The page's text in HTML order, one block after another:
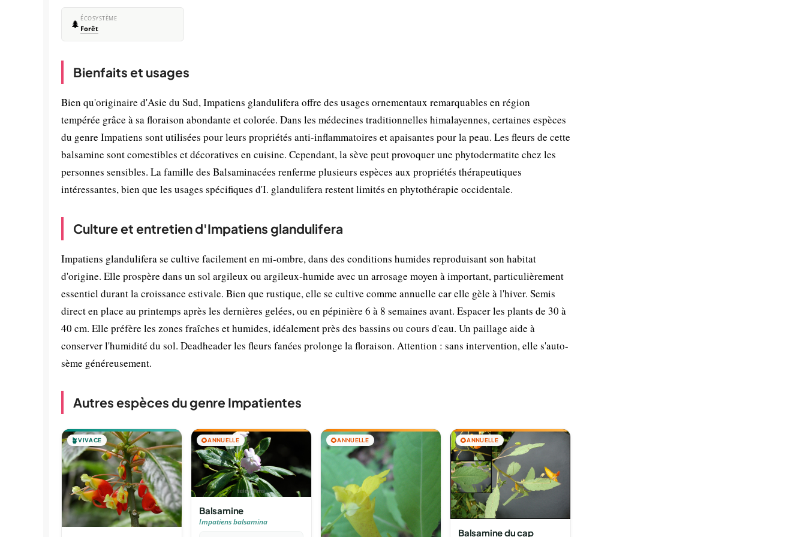
🌲 ÉCOSYSTÈME
Forêt
Bienfaits et usages
Bien qu'originaire d'Asie du Sud, Impatiens glandulifera offre des usages ornementaux remarquables en région
tempérée grâce à sa floraison abondante et colorée. Dans les médecines traditionnelles himalayennes, certaines espèces
du genre Impatiens sont utilisées pour leurs propriétés anti-inflammatoires et apaisantes pour la peau. Les fleurs de cette
balsamine sont comestibles et décoratives en cuisine. Cependant, la sève peut provoquer une phytodermatite chez les
personnes sensibles. La famille des Balsaminacées renferme plusieurs espèces aux propriétés thérapeutiques
intéressantes, bien que les usages spécifiques d'I. glandulifera restent limités en phytothérapie occidentale.
Culture et entretien d'Impatiens glandulifera
Impatiens glandulifera se cultive facilement en mi-ombre, dans des conditions humides reproduisant son habitat
d'origine. Elle prospère dans un sol argileux ou argileux-humide avec un arrosage moyen à important, particulièrement
essentiel durant la croissance estivale. Bien que rustique, elle se cultive comme annuelle car elle gèle à l'hiver. Semis
direct en place au printemps après les dernières gelées, ou en pépinière 6 à 8 semaines avant. Espacer les plants de 30 à
40 cm. Elle préfère les zones fraîches et humides, idéalement près des bassins ou cours d'eau. Un paillage aide à
conserver l'humidité du sol. Deadheader les fleurs fanées prolonge la floraison. Attention : sans intervention, elle s'auto-
sème généreusement.
Autres espèces du genre Impatientes
🪴VIVACE 🌻ANNUELLE
Balsamine
Impatiens balsamina
🌻ANNUELLE 🌻ANNUELLE
Balsamine du cap